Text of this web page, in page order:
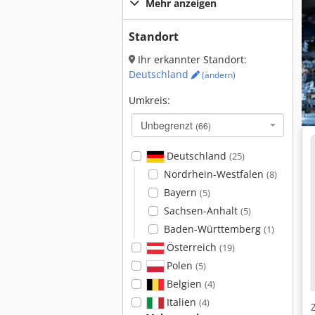
Mehr anzeigen
Standort
Ihr erkannter Standort:
Deutschland
(ändern)
Umkreis:
Unbegrenzt (66)
Deutschland (25)
Nordrhein-Westfalen (8)
Bayern (5)
Sachsen-Anhalt (5)
Baden-Württemberg (1)
Österreich (19)
Polen (5)
Belgien (4)
Italien (4)